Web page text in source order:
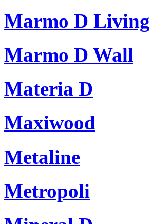
Marmo D Living
Marmo D Wall
Materia D
Maxiwood
Metaline
Metropoli